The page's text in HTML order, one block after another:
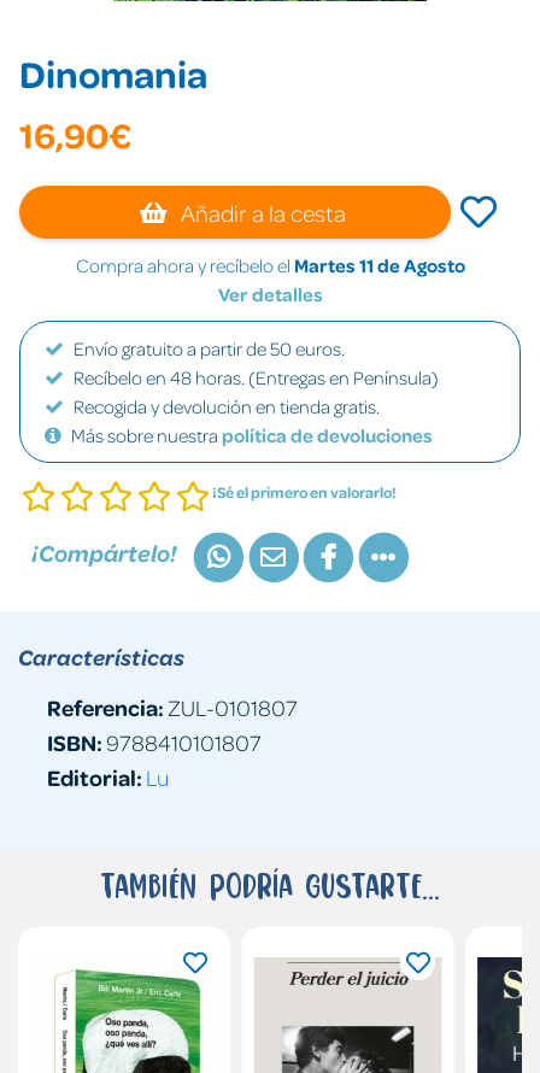
Dinomania
16,90€
Añadir a la cesta
Compra ahora y recíbelo el Martes 11 de Agosto
Ver detalles
Envío gratuito a partir de 50 euros.
Recíbelo en 48 horas. (Entregas en Península)
Recogida y devolución en tienda gratis.
Más sobre nuestra política de devoluciones
¡Sé el primero en valorarlo!
¡Compártelo!
Características
Referencia: ZUL-0101807
ISBN:9788410101807
Editorial: Lu
También podría gustarte...